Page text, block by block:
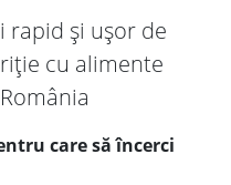
rapid și ușor de
cu alimente
care să încerci